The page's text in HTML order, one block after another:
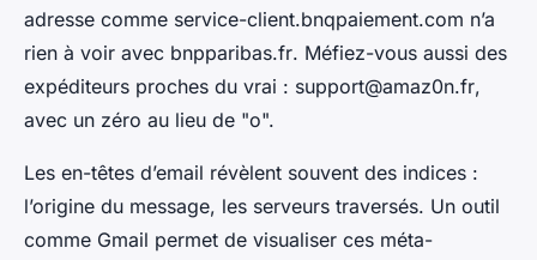
adresse comme service-client.bnqpaiement.com n’a
rien à voir avec bnpparibas.fr. Méfiez-vous aussi des
expéditeurs proches du vrai : support@amaz0n.fr,
avec un zéro au lieu de "o".
Les en-têtes d’email révèlent souvent des indices :
l’origine du message, les serveurs traversés. Un outil
comme Gmail permet de visualiser ces méta-